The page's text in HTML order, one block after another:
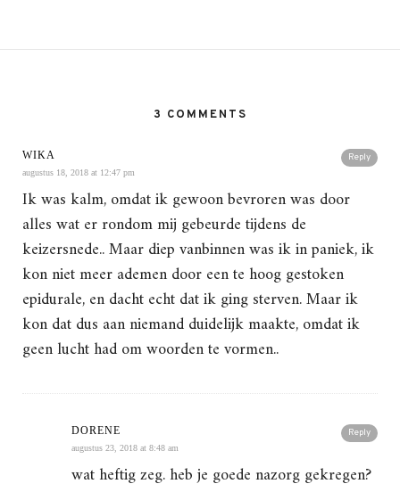
3 COMMENTS
Reply
WIKA
augustus 18, 2018 at 12:47 pm
Ik was kalm, omdat ik gewoon bevroren was door
alles wat er rondom mij gebeurde tijdens de
keizersnede.. Maar diep vanbinnen was ik in paniek, ik
kon niet meer ademen door een te hoog gestoken
epidurale, en dacht echt dat ik ging sterven. Maar ik
kon dat dus aan niemand duidelijk maakte, omdat ik
geen lucht had om woorden te vormen..
Reply
DORENE
augustus 23, 2018 at 8:48 am
wat heftig zeg. heb je goede nazorg gekregen?